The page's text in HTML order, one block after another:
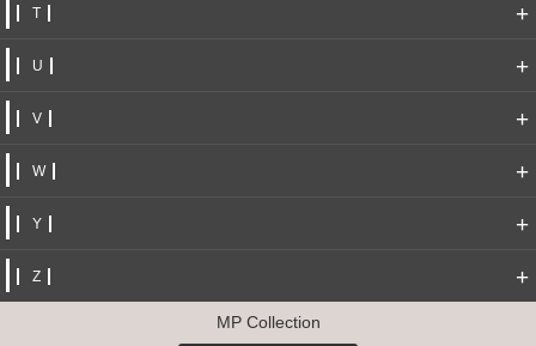
T +
U +
V +
W +
Y +
Z +
MP Collection